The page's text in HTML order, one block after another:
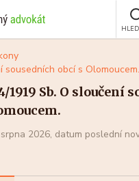
sousedních obcí s Olomoucem.
1919 Sb. O sloučení
2026, datum poslední